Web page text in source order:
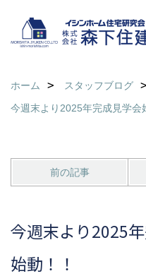
ホーム
スタッフブログ
今週末より2025年完成見学会
前の記事
今週末より2025
始動！！